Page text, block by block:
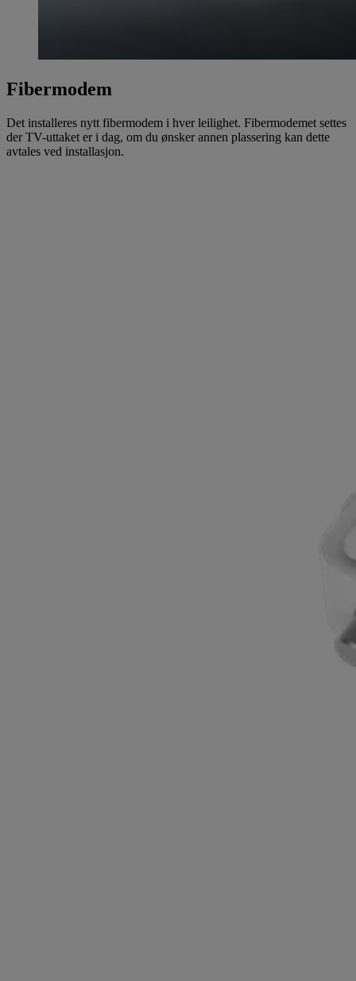
Fibermodem
Det installeres nytt fibermodem i hver leilighet. Fibermodemet settes
der TV-uttaket er i dag, om du ønsker annen plassering kan dette
avtales ved installasjon.